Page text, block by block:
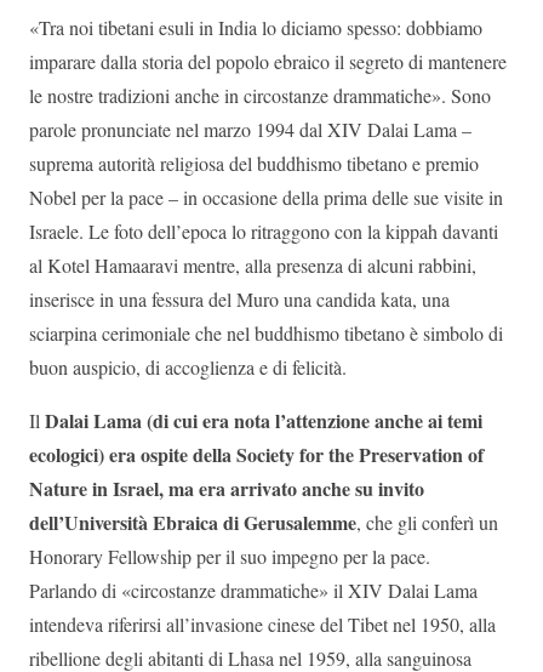
«Tra noi tibetani esuli in India lo diciamo spesso: dobbiamo
imparare dalla storia del popolo ebraico il segreto di mantenere
le nostre tradizioni anche in circostanze drammatiche». Sono
parole pronunciate nel marzo 1994 dal XIV Dalai Lama –
suprema autorità religiosa del buddhismo tibetano e premio
Nobel per la pace – in occasione della prima delle sue visite in
Israele. Le foto dell’epoca lo ritraggono con la kippah davanti
al Kotel Hamaaravi mentre, alla presenza di alcuni rabbini,
inserisce in una fessura del Muro una candida kata, una
sciarpina cerimoniale che nel buddhismo tibetano è simbolo di
buon auspicio, di accoglienza e di felicità.
Il Dalai Lama (di cui era nota l’attenzione anche ai temi
ecologici) era ospite della Society for the Preservation of
Nature in Israel, ma era arrivato anche su invito
dell’Università Ebraica di Gerusalemme, che gli conferì un
Honorary Fellowship per il suo impegno per la pace.
Parlando di «circostanze drammatiche» il XIV Dalai Lama
intendeva riferirsi all’invasione cinese del Tibet nel 1950, alla
ribellione degli abitanti di Lhasa nel 1959, alla sanguinosa